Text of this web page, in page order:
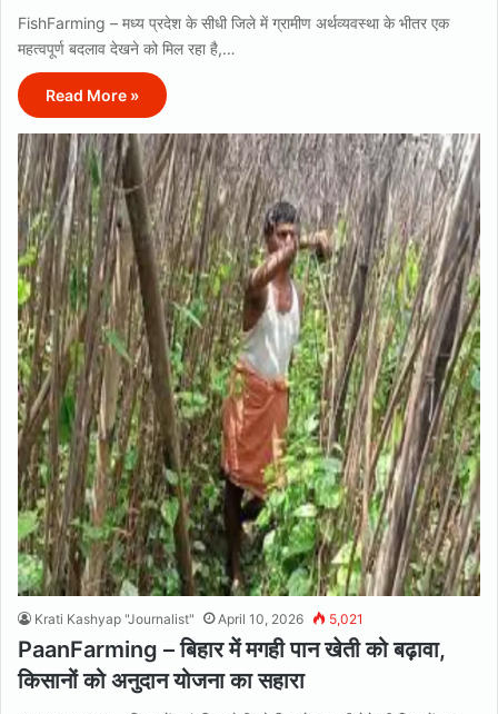
FishFarming – मध्य प्रदेश के सीधी जिले में ग्रामीण अर्थव्यवस्था के भीतर एक
महत्वपूर्ण बदलाव देखने को मिल रहा है,…
Read More »
Krati Kashyap "Journalist" April 10, 2026 5,021
PaanFarming – बिहार में मगही पान खेती को बढ़ावा,
किसानों को अनुदान योजना का सहारा